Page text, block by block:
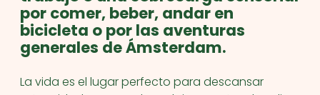
por comer, beber, andar en
bicicleta o por las aventuras
generales de Ámsterdam.
La vida es el lugar perfecto para descansar